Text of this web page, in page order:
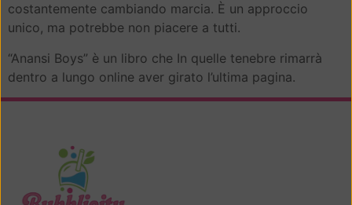
costantemente cambiando marcia. È un approccio
unico, ma potrebbe non piacere a tutti.
“Anansi Boys” è un libro che In quelle tenebre rimarrà
dentro a lungo online aver girato l’ultima pagina.